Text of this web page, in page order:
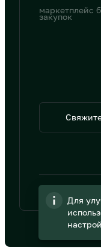
маркетплейс
закупок
Для